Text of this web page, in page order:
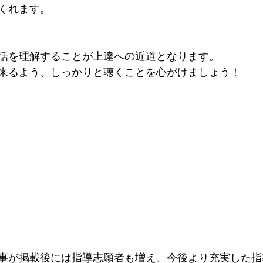
れます。
を理解することが上達への近道となります。
るよう、しっかりと聴くことを心がけましょう！
が掲載後には指導志願者も増え、今後より充実した